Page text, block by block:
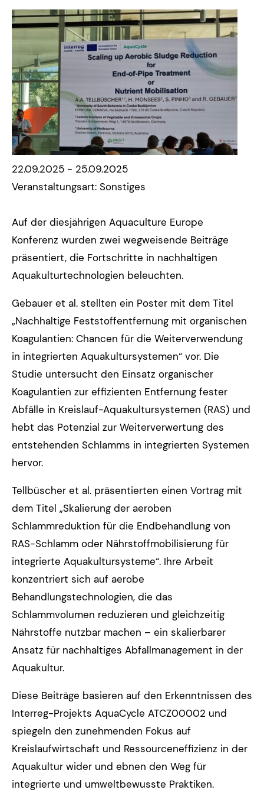
22.09.2025 - 25.09.2025
Veranstaltungsart: Sonstiges
Auf der diesjährigen Aquaculture Europe
Konferenz wurden zwei wegweisende Beiträge
präsentiert, die Fortschritte in nachhaltigen
Aquakulturtechnologien beleuchten.
Gebauer et al. stellten ein Poster mit dem Titel
„Nachhaltige Feststoffentfernung mit organischen
Koagulantien: Chancen für die Weiterverwendung
in integrierten Aquakultursystemen“ vor. Die
Studie untersucht den Einsatz organischer
Koagulantien zur effizienten Entfernung fester
Abfälle in Kreislauf-Aquakultursystemen (RAS) und
hebt das Potenzial zur Weiterverwertung des
entstehenden Schlamms in integrierten Systemen
hervor.
Tellbüscher et al. präsentierten einen Vortrag mit
dem Titel „Skalierung der aeroben
Schlammreduktion für die Endbehandlung von
RAS-Schlamm oder Nährstoffmobilisierung für
integrierte Aquakultursysteme“. Ihre Arbeit
konzentriert sich auf aerobe
Behandlungstechnologien, die das
Schlammvolumen reduzieren und gleichzeitig
Nährstoffe nutzbar machen – ein skalierbarer
Ansatz für nachhaltiges Abfallmanagement in der
Aquakultur.
Diese Beiträge basieren auf den Erkenntnissen des
Interreg-Projekts AquaCycle ATCZ00002 und
spiegeln den zunehmenden Fokus auf
Kreislaufwirtschaft und Ressourceneffizienz in der
Aquakultur wider und ebnen den Weg für
integrierte und umweltbewusste Praktiken.